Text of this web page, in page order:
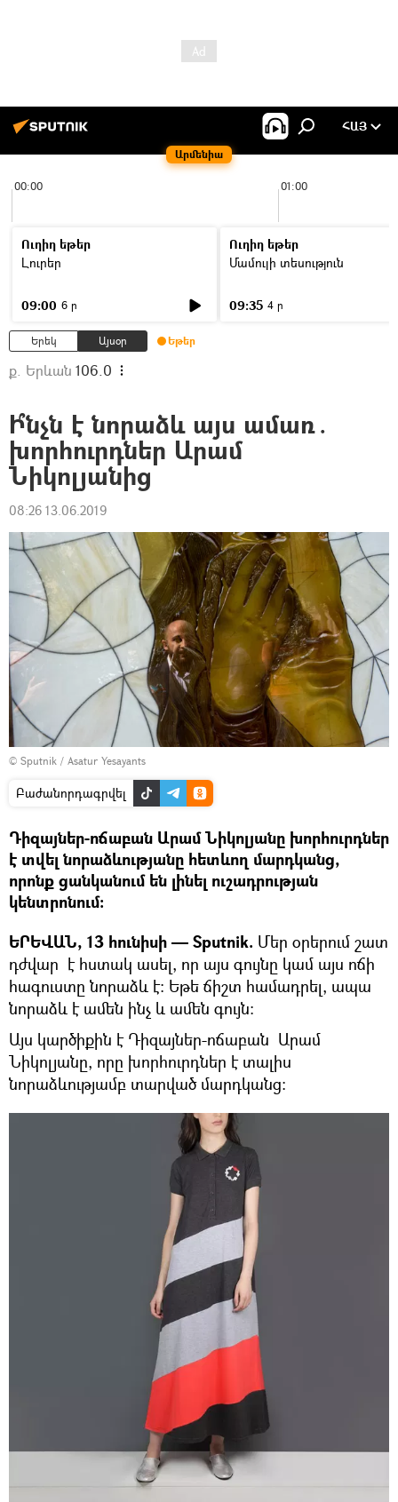
Արմենիա
ՀԱՅ
00:00 01:00
Ուղիղ եթեր
Լուրեր
09:00 6 ր
Ուղիղ եթեր
Մամուլի տեսություն
09:35 4 ր
Երեկ Այսօր Եթեր
ք. Երևան 106.0
Ի՞նչն է նորաձև այս ամառ․
խորհուրդներ Արամ
Նիկոլյանից
08:26 13.06.2019
© Sputnik / Asatur Yesayants
Բաժանորդագրվել
Դիզայներ-ոճաբան Արամ Նիկոլյանը խորհուրդներ
է տվել նորաձևությանը հետևող մարդկանց,
որոնք ցանկանում են լինել ուշադրության
կենտրոնում։
ԵՐԵՎԱՆ, 13 հունիսի — Sputnik. Մեր օրերում շատ
դժվար է հստակ ասել, որ այս գույնը կամ այս ոճի
հագուստը նորաձև է։ Եթե ճիշտ համադրել, ապա
նորաձև է ամեն ինչ և ամեն գույն։
Այս կարծիքին է Դիզայներ-ոճաբան Արամ
Նիկոլյանը, որը խորհուրդներ է տալիս
նորաձևությամբ տարված մարդկանց։